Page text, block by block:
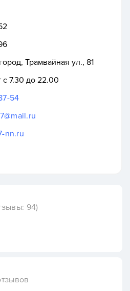
Трамвайная ул., 81
с 7.30 до 22.00
54
nn.ru
94)